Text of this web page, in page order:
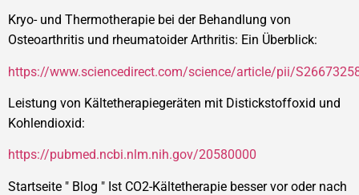
Kryo- und Thermotherapie bei der Behandlung von
Osteoarthritis und rheumatoider Arthritis: Ein Überblick:
https://www.sciencedirect.com/science/article/pii/
Leistung von Kältetherapiegeräten mit Distickstoffoxid und
Kohlendioxid:
https://pubmed.ncbi.nlm.nih.gov/20580000
Startseite " Blog " Ist CO2-Kältetherapie besser vor oder nach